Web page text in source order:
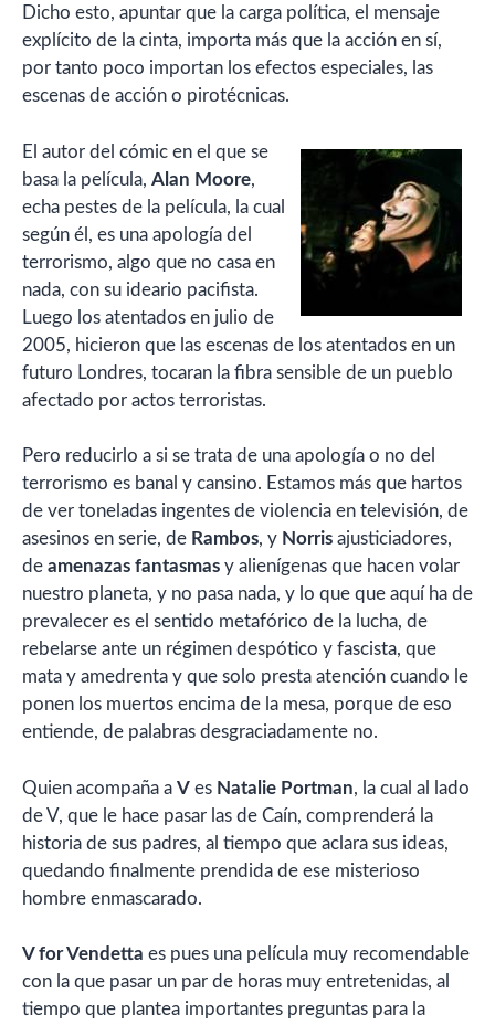
Dicho esto, apuntar que la carga política, el mensaje
explícito de la cinta, importa más que la acción en sí,
por tanto poco importan los efectos especiales, las
escenas de acción o pirotécnicas.
El autor del cómic en el que se
basa la película, Alan Moore,
echa pestes de la película, la cual
según él, es una apología del
terrorismo, algo que no casa en
nada, con su ideario pacifista.
Luego los atentados en julio de
2005, hicieron que las escenas de los atentados en un
futuro Londres, tocaran la fibra sensible de un pueblo
afectado por actos terroristas.
Pero reducirlo a si se trata de una apología o no del
terrorismo es banal y cansino. Estamos más que hartos
de ver toneladas ingentes de violencia en televisión, de
asesinos en serie, de Rambos, y Norris ajusticiadores,
de amenazas fantasmas y alienígenas que hacen volar
nuestro planeta, y no pasa nada, y lo que que aquí ha de
prevalecer es el sentido metafórico de la lucha, de
rebelarse ante un régimen despótico y fascista, que
mata y amedrenta y que solo presta atención cuando le
ponen los muertos encima de la mesa, porque de eso
entiende, de palabras desgraciadamente no.
Quien acompaña a V es Natalie Portman, la cual al lado
de V, que le hace pasar las de Caín, comprenderá la
historia de sus padres, al tiempo que aclara sus ideas,
quedando finalmente prendida de ese misterioso
hombre enmascarado.
V for Vendetta es pues una película muy recomendable
con la que pasar un par de horas muy entretenidas, al
tiempo que plantea importantes preguntas para la